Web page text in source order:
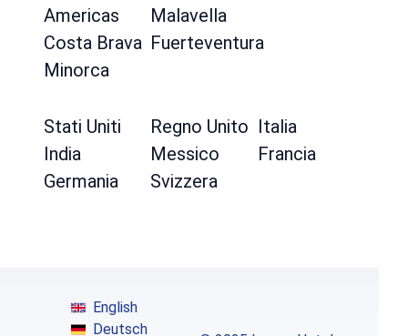
Americas
Malavella
Costa Brava Fuerteventura
Minorca
Stati Uniti Regno Unito Italia
India
Messico
Francia
Germania
Svizzera
English
Deutsch